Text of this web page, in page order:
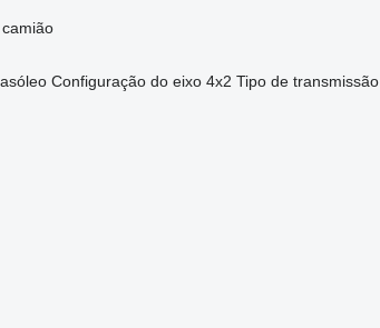
Configuração do eixo 4x2 Tipo de transmissão